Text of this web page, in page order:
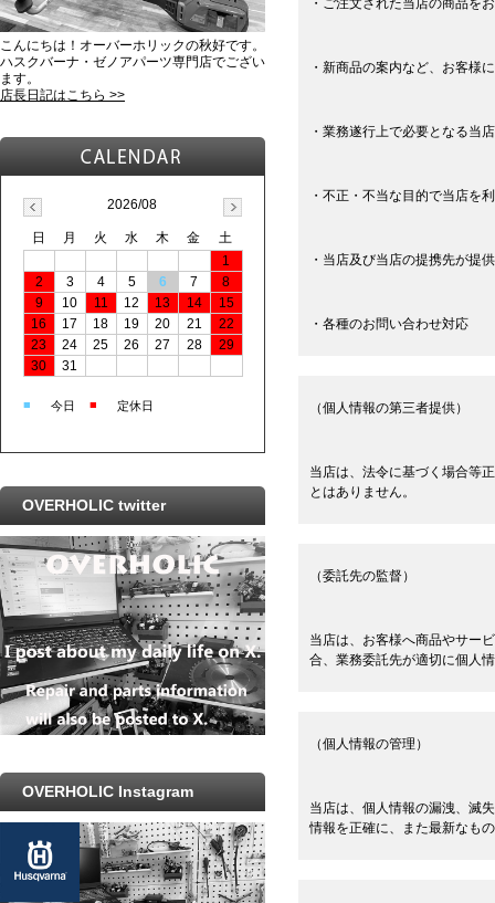
・ご注文された当店の商品を
・新商品の案内など、お客様
・業務遂行上で必要となる当
・不正・不当な目的で当店を
・当店及び当店の提携先が提
・各種のお問い合わせ対応
（個人情報の第三者提供）
当店は、法令に基づく場合等
とはありません。
（委託先の監督）
当店は、お客様へ商品やサー
合、業務委託先が適切に個人
（個人情報の管理）
当店は、個人情報の漏洩、滅
情報を正確に、また最新なも
こんにちは！オーバーホリックの秋好です。
ハスクバーナ・ゼノアパーツ専門店でござい
ます。
店長日記はこちら >>
2026/08
日 月 火 水 木 金
土
1
2
3 4 5 6 7
8
9
10 11 12 13 14
15
16
17 18 19 20 21
22
23
24 25 26 27 28
29
30
31
■ 今日 ■ 定休日
OVERHOLIC twitter
OVERHOLIC Instagram